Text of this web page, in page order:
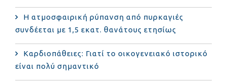
Η ατμοσφαιρική ρύπανση από πυρκαγιές
συνδέεται με 1,5 εκατ. θανάτους ετησίως
Καρδιοπάθειες: Γιατί το οικογενειακό ιστορικό
είναι πολύ σημαντικό